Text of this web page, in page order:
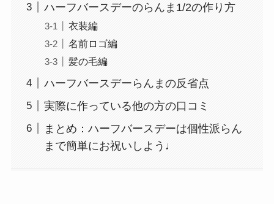
ハーフバースデーのらんま1/2の作り方
衣装編
名前ロゴ編
髪の毛編
ハーフバースデーらんまの反省点
実際に作っている他の方の口コミ
まとめ：ハーフバースデーは個性派らん
まで簡単にお祝いしよう♩